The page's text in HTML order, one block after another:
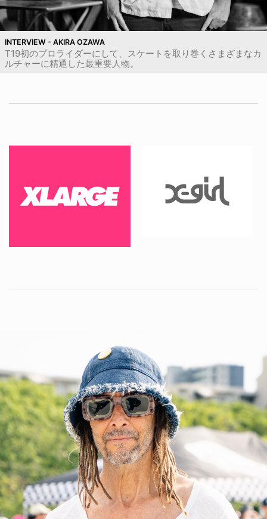
INTERVIEW - AKIRA OZAWA
T19初のプロライダーにして、スケートを取り巻くさまざまなカ
ルチャーに精通した最重要人物。